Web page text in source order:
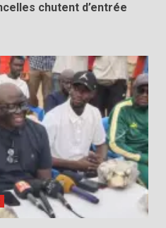
chutent d’entrée